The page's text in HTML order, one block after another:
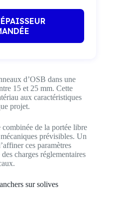
d’OSB dans une
15 et 25 mm. Cette
aux caractéristiques
projet.
de la portée libre
prévisibles. Un
ces paramètres
charges réglementaires
sur solives